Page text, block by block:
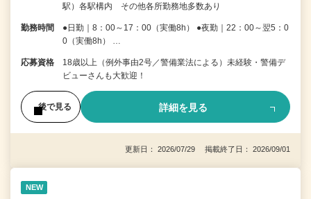
駅）各駅構内 その他各所勤務地多数あり
勤務時間
●日勤｜8：00～17：00（実働8h） ●夜勤｜22：00～翌5：0
0（実働8h） …
応募資格
18歳以上（例外事由2号／警備業法による）未経験・警備デ
ビューさんも大歓迎！
後で見る 詳細を見る
更新日： 2026/07/29 掲載終了日： 2026/09/01
NEW